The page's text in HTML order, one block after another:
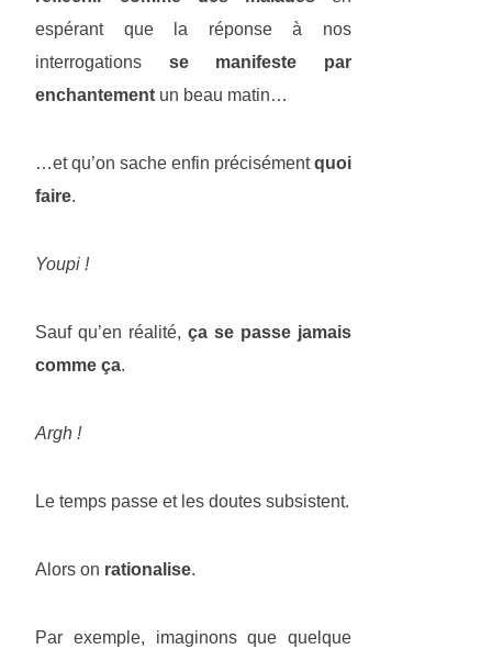
espérant que la réponse à nos
interrogations se manifeste par
enchantement un beau matin…
…et qu’on sache enfin précisémentquoi
faire.
Youpi !
Sauf qu’en réalité, ça se passe jamais
comme ça.
Argh !
Le temps passe et les doutes subsistent.
Alors on rationalise.
Par exemple, imaginons que quelque